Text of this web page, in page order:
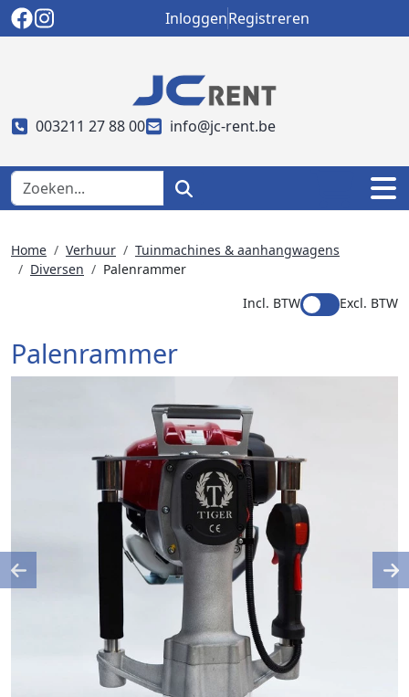
InloggenRegistreren
003211 27 88 00 info@jc-rent.be
Home Verhuur
Tuinmachines & aanhangwagens
Diversen
Palenrammer
Incl. BTW
Excl. BTW
Palenrammer
Previous